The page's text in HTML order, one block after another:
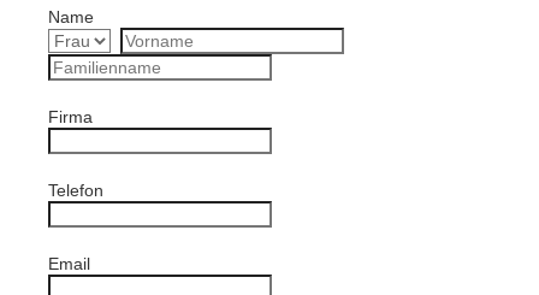
Name
Firma
Telefon
Email